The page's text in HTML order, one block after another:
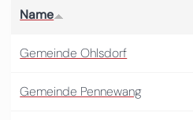
Name
Gemeinde Ohlsdorf
Gemeinde Pennewang